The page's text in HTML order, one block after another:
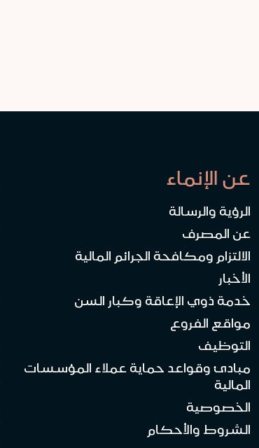
عن الإنماء
الرؤية والرسالة
عن المصرف
الالتزام ومكافحة الجرائم المالية
الأخبار
خدمة ذوي الإعاقة وكبار السن
مواقع الفروع
التوظيف
مبادئ وقواعد حماية عملاء المؤسسات
المالية
الخصوصية
الشروط والأحكام